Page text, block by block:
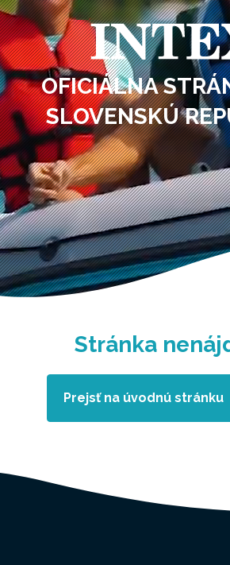
OFICIÁLNA
SLOVENSKÚ
Stránka
Prejsť na úvodnú stránku